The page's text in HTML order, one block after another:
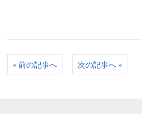
« 前の記事へ 次の記事へ »